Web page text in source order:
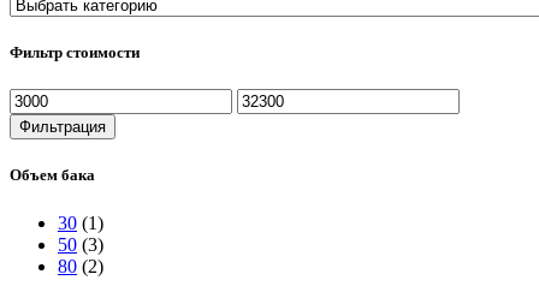
Фильтр стоимости
Минимальная
цена
Максимальная
цена
Фильтрация
Объем бака
30 (1)
50 (3)
80 (2)